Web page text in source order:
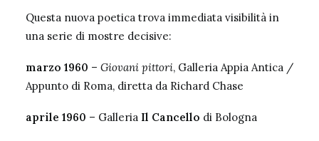
Questa nuova poetica trova immediata visibilità in
una serie di mostre decisive:
marzo 1960 – Giovani pittori, Galleria Appia Antica /
Appunto di Roma, diretta da Richard Chase
aprile 1960 – Galleria Il Cancello di Bologna